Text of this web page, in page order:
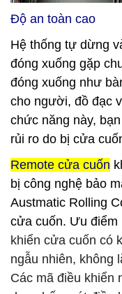
Độ an toàn cao
Hệ thống tự dừng
đóng xuống gặp
đóng xuống như
cho người, đồ đạc
chức năng này,
rủi ro do bị cửa
Remote cửa cuốn
bị công nghệ bảo
Austmatic Rolling
cửa cuốn. Ưu điểm
khiển cửa cuốn có
ngẫu nhiên, không
Các mã điều